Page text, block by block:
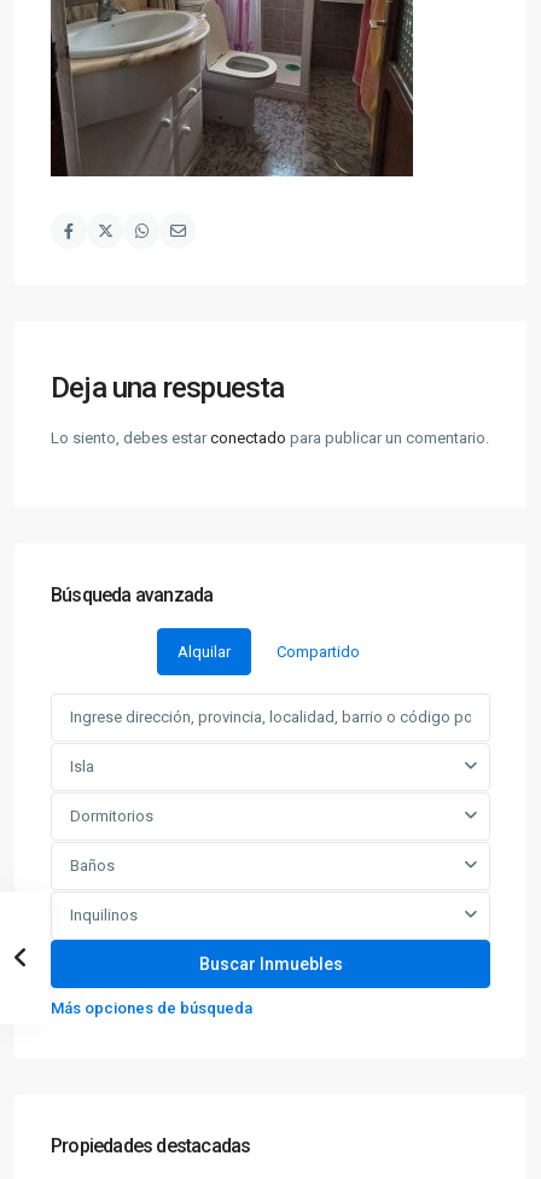
Deja una respuesta
Lo siento, debes estarconectado para publicar un comentario.
Búsqueda avanzada
Alquilar Compartido
Isla
Dormitorios
Baños
Inquilinos
Más opciones de búsqueda
Propiedades destacadas